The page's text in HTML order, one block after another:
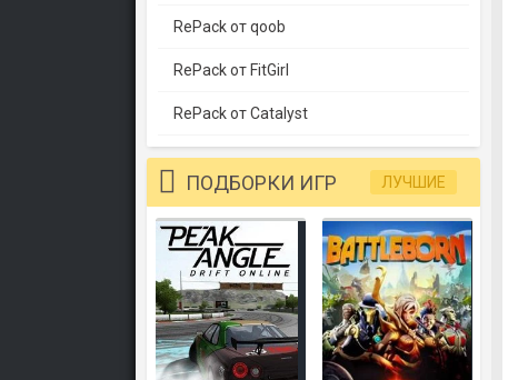
RePack от qoob
RePack от FitGirl
RePack от Catalyst
ПОДБОРКИ ИГР ЛУЧШИЕ